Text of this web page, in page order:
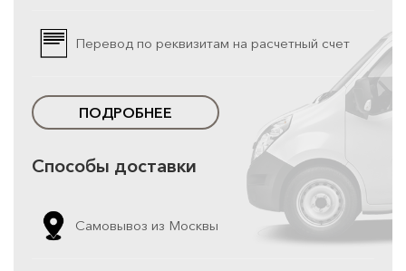
Перевод по реквизитам на расчетный счет
ПОДРОБНЕЕ
Способы доставки
Самовывоз из Москвы